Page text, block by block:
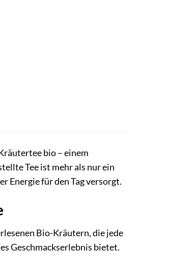
bio – einem
Tee ist mehr als nur ein
Energie für den Tag versorgt.
Bio-Kräutern, die jede
Geschmackserlebnis bietet.